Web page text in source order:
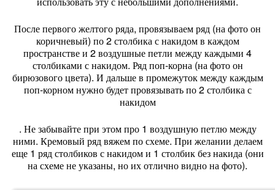
После первого желтого ряда, провязываем ряд (на фото он
коричневый) по 2 столбика с накидом в каждом
пространстве и 2 воздушные петли между каждыми 4
столбиками с накидом. Ряд поп-корна (на фото он
бирюзового цвета). И дальше в промежуток между каждым
поп-корном нужно будет провязывать по 2 столбика с
накидом
. Не забывайте при этом про 1 воздушную петлю между
ними. Кремовый ряд вяжем по схеме. При желании делаем
еще 1 ряд столбиков с накидом и 1 столбик без накида (они
на схеме не указаны, но их отлично видно на фото).